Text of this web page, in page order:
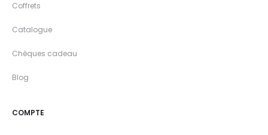
Coffrets
Catalogue
Chèques cadeau
Blog
COMPTE